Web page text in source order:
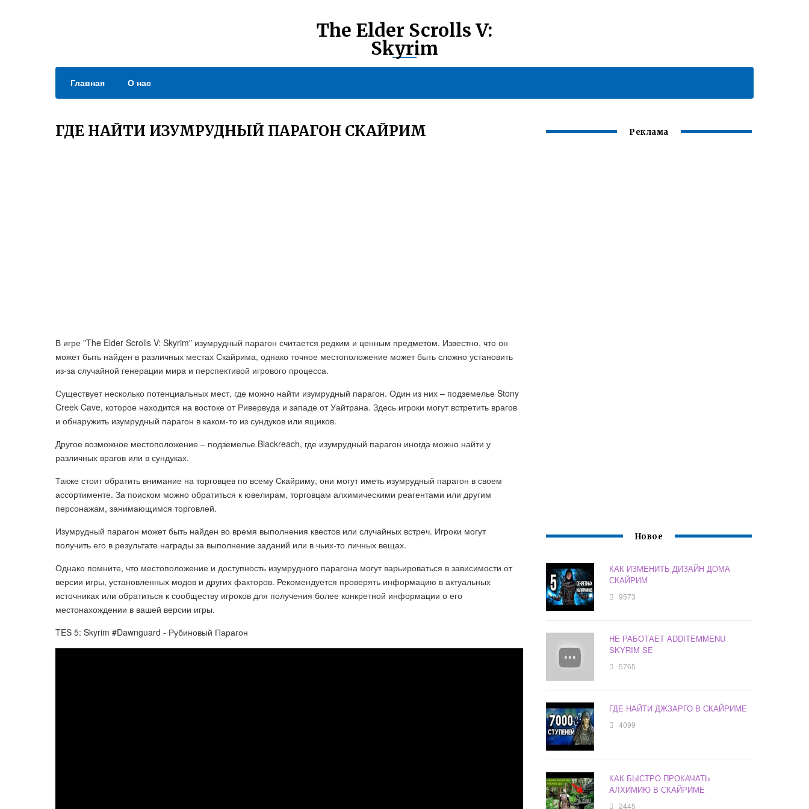
The Elder Scrolls V:
Skyrim
Главная О нас
ГДЕ НАЙТИ ИЗУМРУДНЫЙ ПАРАГОН СКАЙРИМ
В игре "The Elder Scrolls V: Skyrim" изумрудный парагон считается редким и ценным предметом. Известно, что он
может быть найден в различных местах Скайрима, однако точное местоположение может быть сложно установить
из-за случайной генерации мира и перспективой игрового процесса.
Существует несколько потенциальных мест, где можно найти изумрудный парагон. Один из них – подземелье Stony
Creek Cave, которое находится на востоке от Ривервуда и западе от Уайтрана. Здесь игроки могут встретить врагов
и обнаружить изумрудный парагон в каком-то из сундуков или ящиков.
Другое возможное местоположение – подземелье Blackreach, где изумрудный парагон иногда можно найти у
различных врагов или в сундуках.
Также стоит обратить внимание на торговцев по всему Скайриму, они могут иметь изумрудный парагон в своем
ассортименте. За поиском можно обратиться к ювелирам, торговцам алхимическими реагентами или другим
персонажам, занимающимся торговлей.
Изумрудный парагон может быть найден во время выполнения квестов или случайных встреч. Игроки могут
получить его в результате награды за выполнение заданий или в чьих-то личных вещах.
Однако помните, что местоположение и доступность изумрудного парагона могут варьироваться в зависимости от
версии игры, установленных модов и других факторов. Рекомендуется проверять информацию в актуальных
источниках или обратиться к сообществу игроков для получения более конкретной информации о его
местонахождении в вашей версии игры.
TES 5: Skyrim #Dawnguard - Рубиновый Парагон
Реклама
Новое
КАК ИЗМЕНИТЬ ДИЗАЙН ДОМА
СКАЙРИМ
9573
НЕ РАБОТАЕТ ADDITEMMENU
SKYRIM SE
5765
ГДЕ НАЙТИ ДЖЗАРГО В СКАЙРИМЕ
4099
КАК БЫСТРО ПРОКАЧАТЬ
АЛХИМИЮ В СКАЙРИМЕ
2445